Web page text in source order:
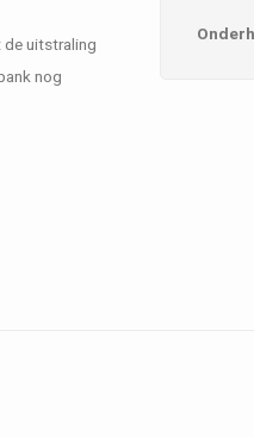
de uitstraling
nog